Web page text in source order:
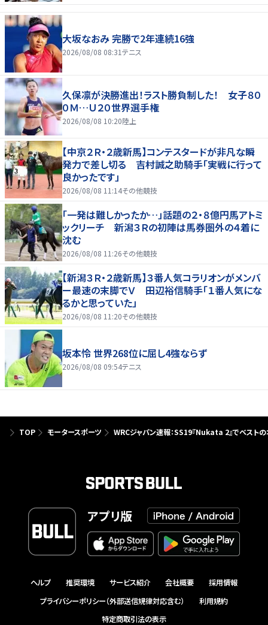
大坂なおみ 完勝で2年連続16強
2026/08/08 08:31テニス
久保凛が決勝進出！ラスト勝負制した！ 女子８０
０Ｍ…Ｕ２０世界選手権
2026/08/08 10:20陸上
【中京２Ｒ・２歳新馬】コンテスタードが非凡な瞬
発力で差し切る 吉村誠之助騎手「実戦に行って
良かったです」
2026/08/08 11:14その他競技
「一発は難しかったか…」話題の２・８億円馬アトミ
ックリーチ 新潟３Ｒの初陣は馬券圏外の４着に
沈む
2026/08/08 11:26その他競技
【新潟３Ｒ・２歳新馬】３番人気コラリオンがメンバ
ー最速の末脚でＶ 田辺裕信騎手「１番人気にな
るかと思っていた」
2026/08/08 11:20その他競技
坂本怜 世界268位に屈し4強ならず
2026/08/08 09:54テニス
TOP モータースポーツ WRCジャパン速報：SS19『Nukata 2』でベスト
アプリ版
ヘルプ 推奨環境 サービス紹介 会社概要
採用情報
プライバシーポリシー（外部送信規律対応含む）
利用規約
特定商取引法の表示